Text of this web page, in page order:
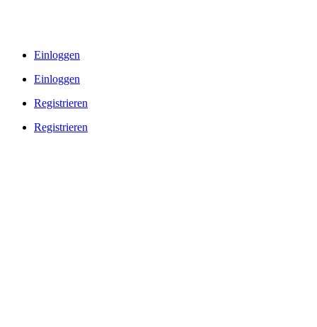
Einloggen
Einloggen
Registrieren
Registrieren